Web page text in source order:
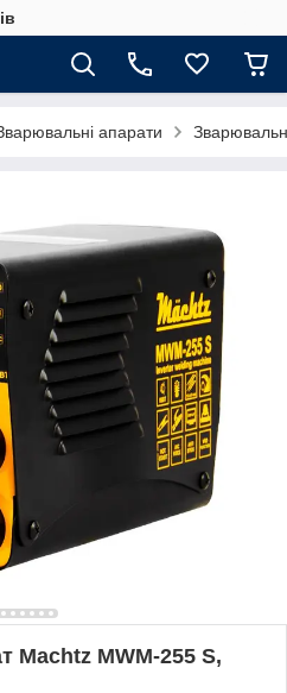
апарати
Mаchtz MWM-255 S,